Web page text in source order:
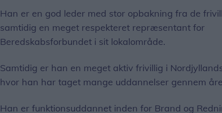
Han er en god leder med stor opbakning fra de
samtidig en meget respekteret repræsentant for
Beredskabsforbundet i sit lokalområde.
Samtidig er han en meget aktiv frivillig i
hvor han har taget mange uddannelser gennem
Han er funktionsuddannet inden for Brand og